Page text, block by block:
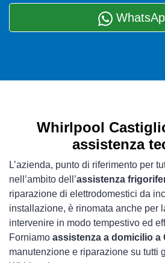
Whirlpool
assistenza
L’azienda, punto di riferimento per
nell’ambito dell’assistenza
riparazione di elettrodomestici da
installazione, è rinomata anche per
intervenire in modo tempestivo ed
Forniamo assistenza a domicilio a
manutenzione e riparazione su tutti